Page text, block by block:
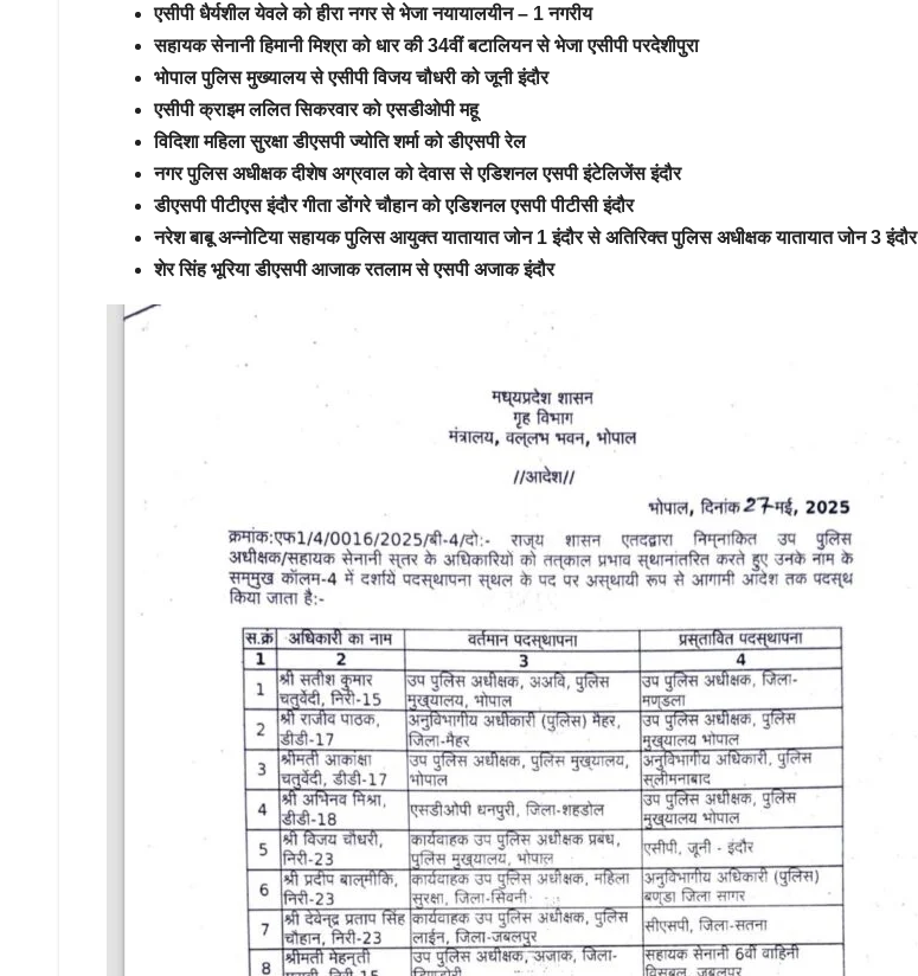
एसीपी धैर्यशील येवले को हीरा नगर से भेजा नयायालयीन – 1 नगरीय
सहायक सेनानी हिमानी मिश्रा को धार की 34वीं बटालियन से भेजा एसीपी परदेशीपुरा
भोपाल पुलिस मुख्यालय से एसीपी विजय चौधरी को जूनी इंदौर
एसीपी क्राइम ललित सिकरवार को एसडीओपी महू
विदिशा महिला सुरक्षा डीएसपी ज्योति शर्मा को डीएसपी रेल
नगर पुलिस अधीक्षक दीशेष अग्रवाल को देवास से एडिशनल एसपी इंटेलिजेंस इंदौर
डीएसपी पीटीएस इंदौर गीता डोंगरे चौहान को एडिशनल एसपी पीटीसी इंदौर
नरेश बाबू अन्नोटिया सहायक पुलिस आयुक्त यातायात जोन 1 इंदौर से अतिरिक्त पुलिस अधीक्षक यातायात जोन 3 इंदौर
शेर सिंह भूरिया डीएसपी आजाक रतलाम से एसपी अजाक इंदौर